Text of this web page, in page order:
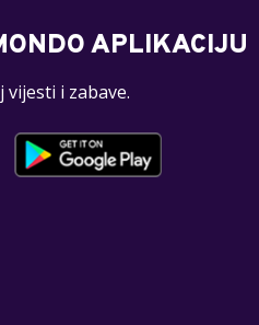
APLIKACIJU
vijesti i zabave.